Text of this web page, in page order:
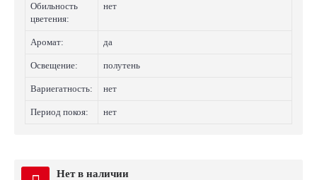
Обильность
цветения:
нет
Аромат: да
Освещение: полутень
Вариегатность: нет
Период покоя: нет
Нет в наличии